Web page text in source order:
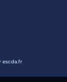
escda.fr